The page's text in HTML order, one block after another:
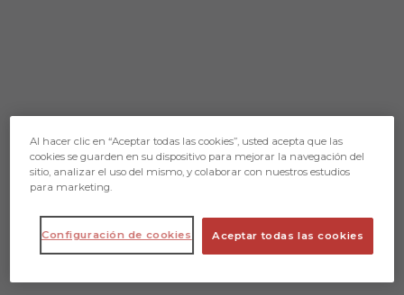
Al hacer clic en “Aceptar todas las cookies”, usted acepta que las
cookies se guarden en su dispositivo para mejorar la navegación del
sitio, analizar el uso del mismo, y colaborar con nuestros estudios
para marketing.
Aceptar todas las cookies
Configuración de cookies